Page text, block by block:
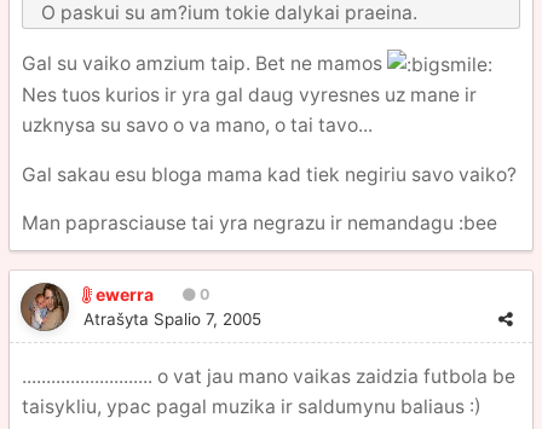
O paskui su am?ium tokie dalykai praeina.
Gal su vaiko amzium taip. Bet ne mamos
Nes tuos kurios ir yra gal daug vyresnes uz mane ir
uzknysa su savo o va mano, o tai tavo...
Gal sakau esu bloga mama kad tiek negiriu savo vaiko?
Man paprasciause tai yra negrazu ir nemandagu :bee
ewerra 0
Atrašyta Spalio 7, 2005
........................... o vat jau mano vaikas zaidzia futbola be
taisykliu, ypac pagal muzika ir saldumynu baliaus :)